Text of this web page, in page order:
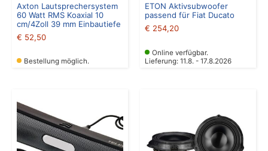
Axton Lautsprechersystem
60 Watt RMS Koaxial 10
cm/4Zoll 39 mm Einbautiefe
€ 52,50
Bestellung möglich.
ETON Aktivsubwoofer
passend für Fiat Ducato
€ 254,20
Online verfügbar.
Lieferung: 11.8. - 17.8.2026